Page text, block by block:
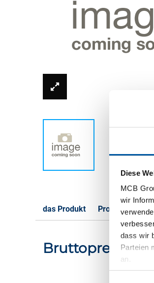
Diese
MCB
wir
dass wir
Parteien
an.
das Produkt